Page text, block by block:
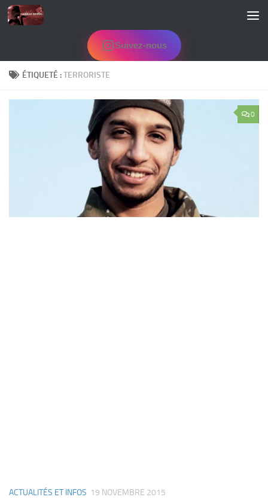
Skip to content
Suivez-nous
ÉTIQUETÉ :TERRORISTE
0
ACTUALITÉS ET INFOS 19 NOVEMBRE 2015